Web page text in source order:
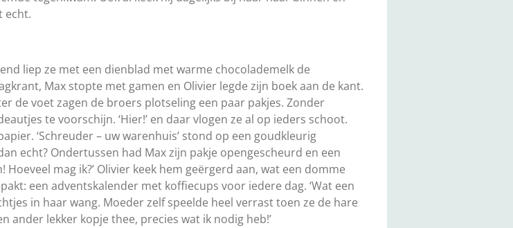
echt.
liep ze met een dienblad met warme chocolademelk de
Max stopte met gamen en Olivier legde zijn boek aan de kant.
de voet zagen de broers plotseling een paar pakjes. Zonder
te voorschijn. ‘Hier!’ en daar vlogen ze al op ieders schoot.
‘Schreuder – uw warenhuis’ stond op een goudkleurig
echt? Ondertussen had Max zijn pakje opengescheurd en een
mag ik?’ Olivier keek hem geërgerd aan, wat een domme
een adventskalender met koffiecups voor iedere dag. ‘Wat een
in haar wang. Moeder zelf speelde heel verrast toen ze de hare
ander lekker kopje thee, precies wat ik nodig heb!’